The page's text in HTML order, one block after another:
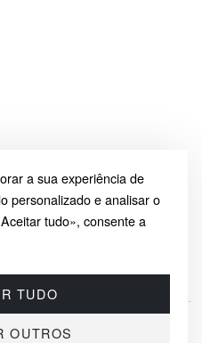
a sua experiência de
personalizado e analisar o
tudo», consente a
TUDO
OUTROS
8:00 – 16:00 (UTC+2)